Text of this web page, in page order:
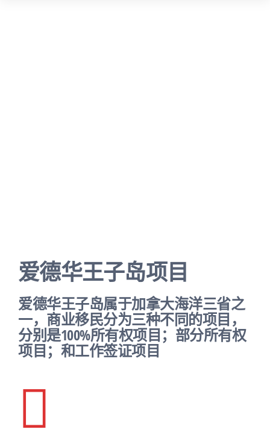
爱德华王子岛项目
爱德华王子岛属于加拿大海洋三省之
一，商业移民分为三种不同的项目，
分别是100%所有权项目；部分所有权
项目；和工作签证项目